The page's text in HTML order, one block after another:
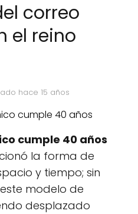
correo
el reino
hace 15 años
cumple 40 años
la forma de
y tiempo; sin
modelo de
desplazado